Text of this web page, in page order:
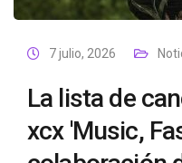
7 julio, 2026
La lista de
xcx 'Music,